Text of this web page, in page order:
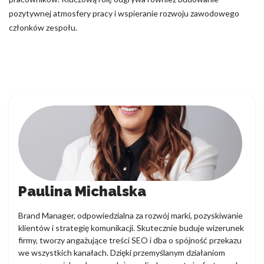
pozytywnej atmosfery pracy i wspieranie rozwoju zawodowego
członków zespołu.
Paulina Michalska
Brand Manager, odpowiedzialna za rozwój marki, pozyskiwanie
klientów i strategię komunikacji. Skutecznie buduje wizerunek
firmy, tworzy angażujące treści SEO i dba o spójność przekazu
we wszystkich kanałach. Dzięki przemyślanym działaniom